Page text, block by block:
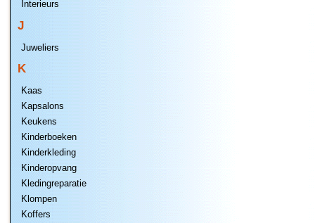
Interieurs
J
Juweliers
K
Kaas
Kapsalons
Keukens
Kinderboeken
Kinderkleding
Kinderopvang
Kledingreparatie
Klompen
Koffers